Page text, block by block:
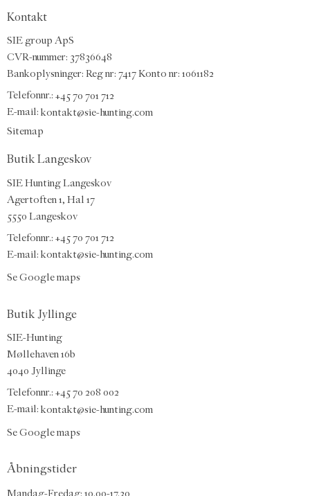
Kontakt
SIE group ApS
CVR-nummer: 37836648
Bankoplysninger: Reg nr: 7417 Konto nr: 1061182
Telefonnr.: +45 70 701 712
E-mail: kontakt@sie-hunting.com
Sitemap
Butik Langeskov
SIE Hunting Langeskov
Agertoften 1, Hal 17
5550 Langeskov
Telefonnr.: +45 70 701 712
E-mail: kontakt@sie-hunting.com
Se Google maps
Butik Jyllinge
SIE-Hunting
Møllehaven 16b
4040 Jyllinge
Telefonnr.: +45 70 208 002
E-mail: kontakt@sie-hunting.com
Se Google maps
Åbningstider